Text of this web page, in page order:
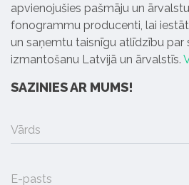
apvienojušies pašmāju un
fonogrammu producenti, lai
un saņemtu taisnīgu atlīdzību
izmantošanu Latvijā un ārvalstīs.
SAZINIES AR MUMS!
Vārds
E-pasts